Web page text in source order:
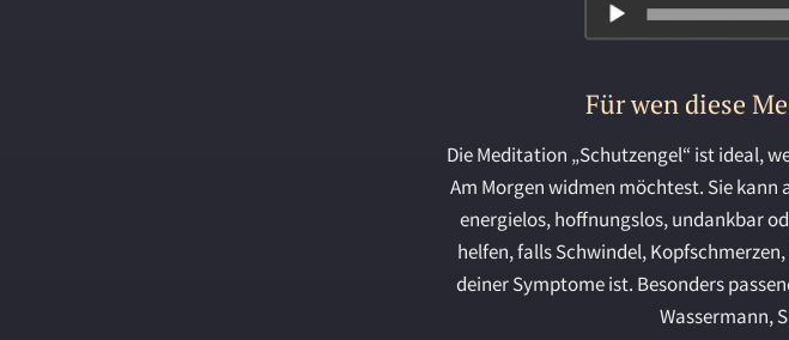
Für wen diese
Die Meditation „Schutzengel“ ist ideal,
Am Morgen widmen möchtest. Sie
energielos, hoffnungslos, undankbar
helfen, falls Schwindel,
deiner Symptome ist. Besonders
Wassermann,